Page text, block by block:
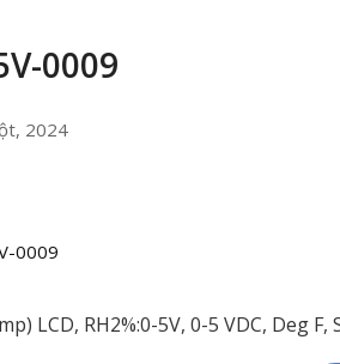
0009
2024
LCD, RH2%:0-5V, 0-5 VDC, Deg F,